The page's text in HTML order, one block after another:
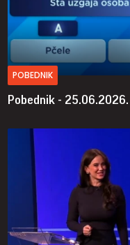
POBEDNIK
Pobednik - 25.06.2026.